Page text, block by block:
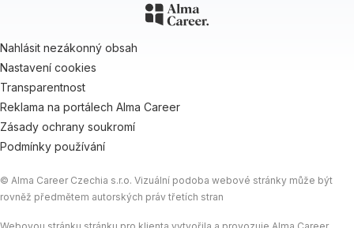
Nahlásit nezákonný obsah
Nastavení cookies
Transparentnost
Reklama na portálech Alma Career
Zásady ochrany soukromí
Podmínky používání
© Alma Career Czechia s.r.o. Vizuální podoba webové stránky může být
rovněž předmětem autorských práv třetích stran